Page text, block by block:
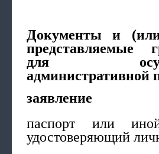
Документы и
представляемые
для
административной
заявление
паспорт или
удостоверяющий